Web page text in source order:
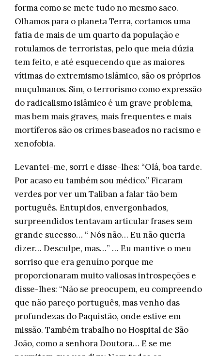
forma como se mete tudo no mesmo saco.
Olhamos para o planeta Terra, cortamos uma
fatia de mais de um quarto da população e
rotulamos de terroristas, pelo que meia dúzia
tem feito, e até esquecendo que as maiores
vítimas do extremismo islâmico, são os próprios
muçulmanos. Sim, o terrorismo como expressão
do radicalismo islâmico é um grave problema,
mas bem mais graves, mais frequentes e mais
mortíferos são os crimes baseados no racismo e
xenofobia.
Levantei-me, sorri e disse-lhes: “Olá, boa tarde.
Por acaso eu também sou médico.” Ficaram
verdes por ver um Taliban a falar tão bem
português. Entupidos, envergonhados,
surpreendidos tentavam articular frases sem
grande sucesso… “ Nós não… Eu não queria
dizer… Desculpe, mas…” … Eu mantive o meu
sorriso que era genuíno porque me
proporcionaram muito valiosas introspeções e
disse-lhes: “Não se preocupem, eu compreendo
que não pareço português, mas venho das
profundezas do Paquistão, onde estive em
missão. Também trabalho no Hospital de São
João, como a senhora Doutora… E se me